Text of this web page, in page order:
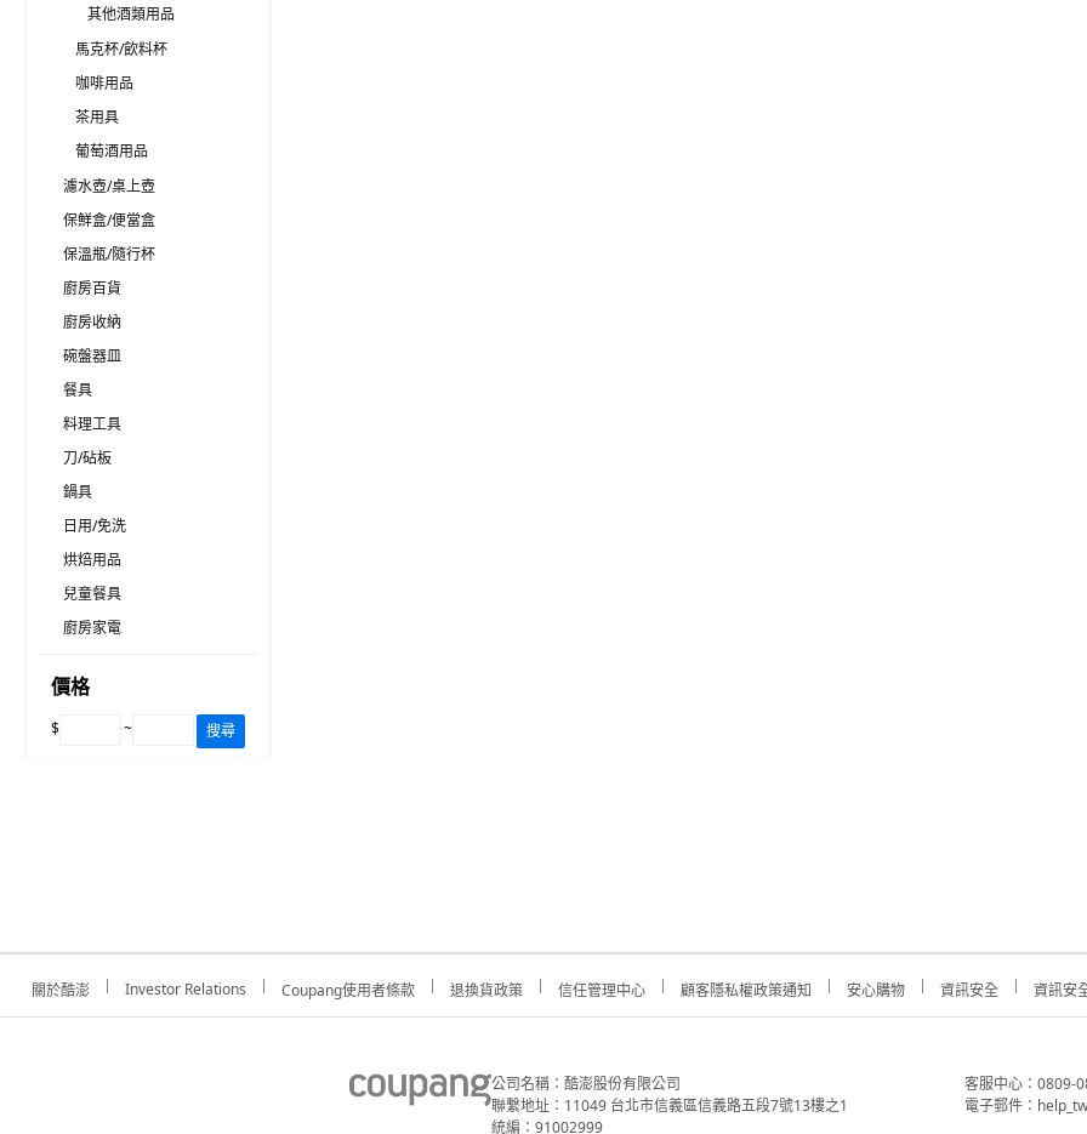
其他酒類用品
馬克杯/飲料杯
咖啡用品
茶用具
葡萄酒用品
濾水壺/桌上壺
保鮮盒/便當盒
保溫瓶/隨行杯
廚房百貨
廚房收納
碗盤器皿
餐具
料理工具
刀/砧板
鍋具
日用/免洗
烘焙用品
兒童餐具
廚房家電
價格
$ ~ 搜尋
關於酷澎 Investor Relations Coupang使用者條款 退換貨政策 信任管理中心 顧客隱私權政策通知 安心購物 資訊安全 資訊安
公司名稱：酷澎股份有限公司
聯繫地址：11049 台北市信義區信義路五段7號13樓之1
統編：91002999
客服中心：0809-
電子郵件：